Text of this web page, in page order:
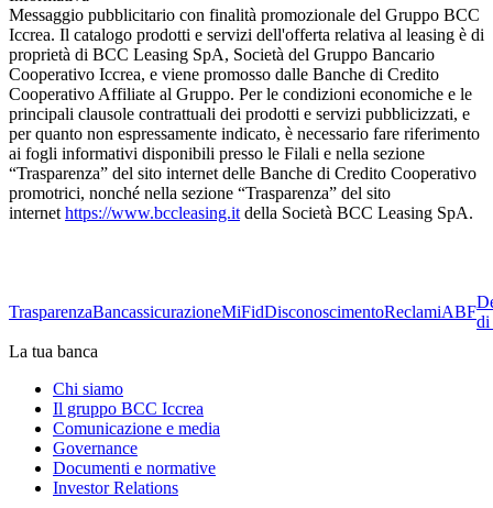
Messaggio pubblicitario con finalità promozionale del Gruppo BCC
Iccrea. Il catalogo prodotti e servizi dell'offerta relativa al leasing è di
proprietà di BCC Leasing SpA, Società del Gruppo Bancario
Cooperativo Iccrea, e viene promosso dalle Banche di Credito
Cooperativo Affiliate al Gruppo. Per le condizioni economiche e le
principali clausole contrattuali dei prodotti e servizi pubblicizzati, e
per quanto non espressamente indicato, è necessario fare riferimento
ai fogli informativi disponibili presso le Filali e nella sezione
“Trasparenza” del sito internet delle Banche di Credito Cooperativo
promotrici, nonché nella sezione “Trasparenza” del sito
internet https://www.bccleasing.it della Società BCC Leasing SpA.
TrasparenzaBancassicurazioneMiFidDisconoscimentoReclamiABF
di
La tua banca
Chi siamo
Il gruppo BCC Iccrea
Comunicazione e media
Governance
Documenti e normative
Investor Relations